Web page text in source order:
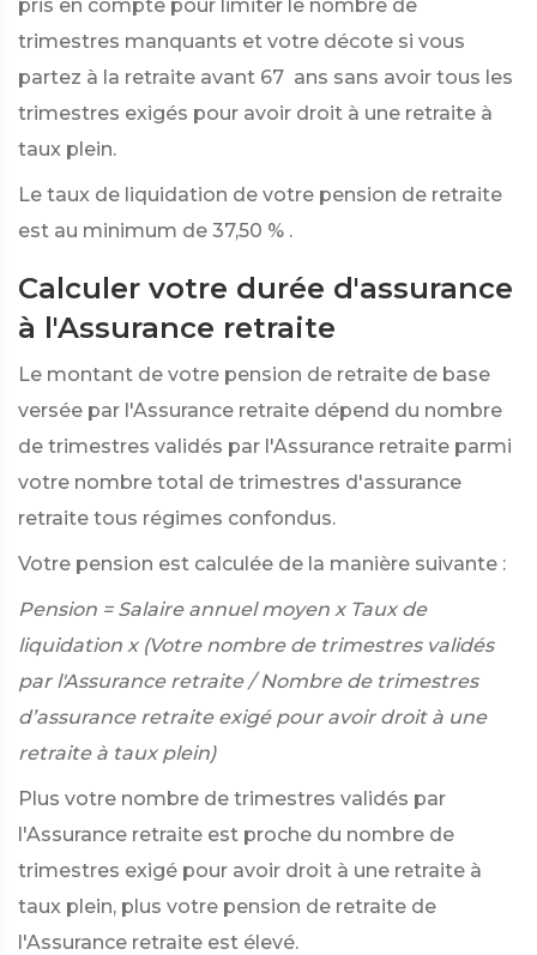
pris en compte pour limiter le nombre de
trimestres manquants et votre décote si vous
partez à la retraite avant 67 ans sans avoir tous les
trimestres exigés pour avoir droit à une retraite à
taux plein.
Le taux de liquidation de votre pension de retraite
est au minimum de 37,50 % .
Calculer votre durée d'assurance
à l'Assurance retraite
Le montant de votre pension de retraite de base
versée par l'Assurance retraite dépend du nombre
de trimestres validés par l'Assurance retraite parmi
votre nombre total de trimestres d'assurance
retraite tous régimes confondus.
Votre pension est calculée de la manière suivante :
Pension = Salaire annuel moyen x Taux de
liquidation x (Votre nombre de trimestres validés
par l'Assurance retraite / Nombre de trimestres
d’assurance retraite exigé pour avoir droit à une
retraite à taux plein)
Plus votre nombre de trimestres validés par
l'Assurance retraite est proche du nombre de
trimestres exigé pour avoir droit à une retraite à
taux plein, plus votre pension de retraite de
l'Assurance retraite est élevé.